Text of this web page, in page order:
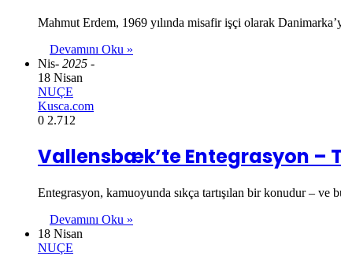
Mahmut Erdem, 1969 yılında misafir işçi olarak
Devamını Oku »
Nis- 2025 -
18 Nisan
NUÇE
Kusca.com
0 2.712
Vallensbæk’te Entegrasyon –
Entegrasyon, kamuoyunda sıkça tartışılan bir konudur –
Devamını Oku »
18 Nisan
NUÇE